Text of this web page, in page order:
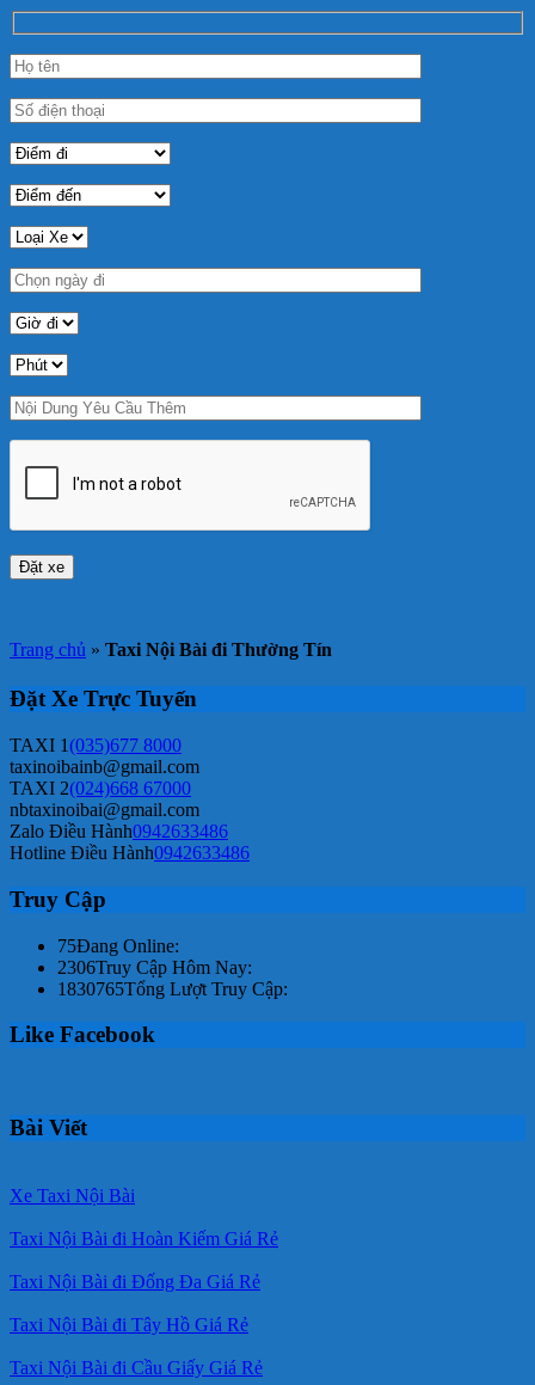
Trang chủ » Taxi Nội Bài đi Thường Tín
Đặt Xe Trực Tuyến
TAXI 1(035)677 8000
taxinoibainb@gmail.com
TAXI 2(024)668 67000
nbtaxinoibai@gmail.com
Zalo Điều Hành0942633486
Hotline Điều Hành0942633486
Truy Cập
75Đang Online:
2306Truy Cập Hôm Nay:
1830765Tổng Lượt Truy Cập:
Like Facebook
Bài Viết
Xe Taxi Nội Bài
Taxi Nội Bài đi Hoàn Kiếm Giá Rẻ
Taxi Nội Bài đi Đống Đa Giá Rẻ
Taxi Nội Bài đi Tây Hồ Giá Rẻ
Taxi Nội Bài đi Cầu Giấy Giá Rẻ